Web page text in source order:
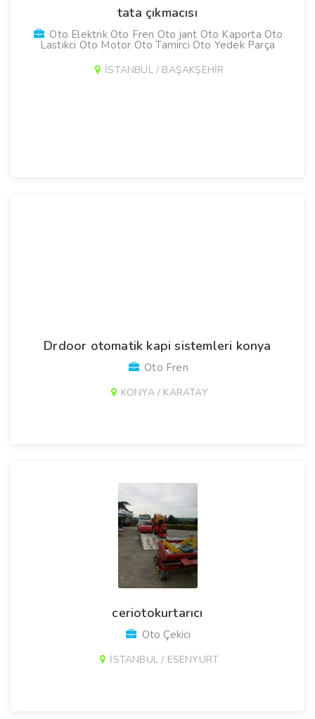
tata çıkmacısı
Oto Elektrik Oto Fren Oto jant Oto Kaporta Oto
Lastikci Oto Motor Oto Tamirci Oto Yedek Parça
İSTANBUL / BAŞAKŞEHİR
Drdoor otomatik kapi sistemleri konya
Oto Fren
KONYA / KARATAY
ceriotokurtarıcı
Oto Çekici
İSTANBUL / ESENYURT